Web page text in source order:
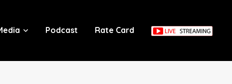
Podcast Rate Card